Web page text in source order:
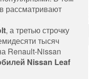
рассматривают
, а третью строчку
тысяч
Renault-Nissan
Nissan Leaf